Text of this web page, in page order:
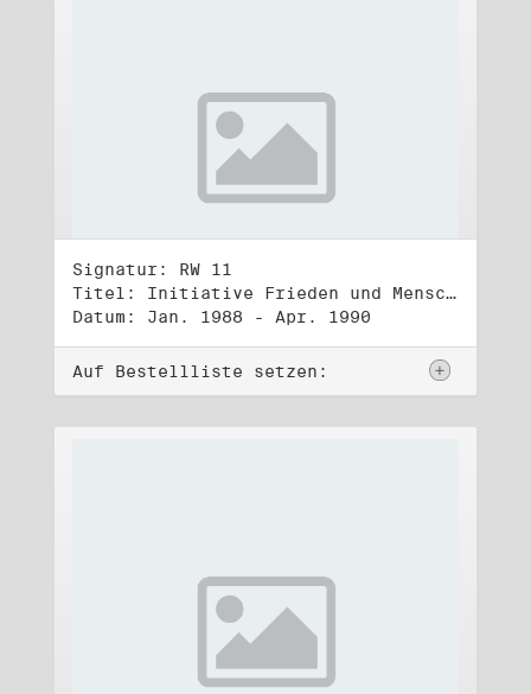
Signatur: RW 11
Titel: Initiative Frieden und Menschenrechte (1)
Datum: Jan. 1988 - Apr. 1990
Auf Bestellliste setzen: